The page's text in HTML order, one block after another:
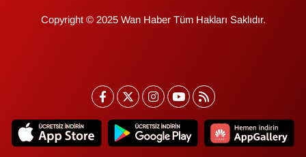
Copyright © 2025 Wan Haber Tüm Hakları Saklıdır.